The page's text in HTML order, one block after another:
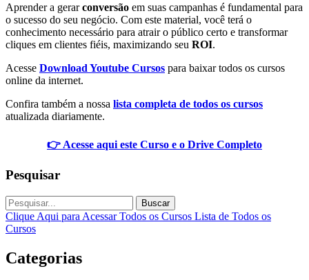
Aprender a gerarconversão em suas campanhas é fundamental para
o sucesso do seu negócio. Com este material, você terá o
conhecimento necessário para atrair o público certo e transformar
cliques em clientes fiéis, maximizando seu ROI.
Acesse Download Youtube Cursos para baixar todos os cursos
online da internet.
Confira também a nossa lista completa de todos os cursos
atualizada diariamente.
👉 Acesse aqui este Curso e o Drive Completo
Pesquisar
Buscar
Clique Aqui para Acessar Todos os Cursos Lista de Todos os
Cursos
Categorias